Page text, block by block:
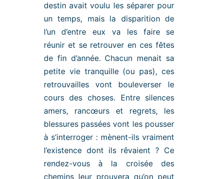
destin avait voulu les séparer pour
un temps, mais la disparition de
l’un d’entre eux va les faire se
réunir et se retrouver en ces fêtes
de fin d’année. Chacun menait sa
petite vie tranquille (ou pas), ces
retrouvailles vont bouleverser le
cours des choses. Entre silences
amers, rancœurs et regrets, les
blessures passées vont les pousser
à s’interroger : mènent-ils vraiment
l’existence dont ils rêvaient ? Ce
rendez-vous à la croisée des
chemins leur prouvera qu’on peut